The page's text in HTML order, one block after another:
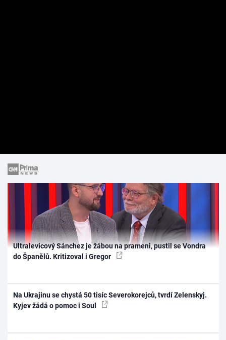
Ultralevicový Sánchez je žábou na prameni, pustil se Vondra
do Španělů. Kritizoval i Gregor
Na Ukrajinu se chystá 50 tisíc Severokorejců, tvrdí Zelenskyj.
Kyjev žádá o pomoc i Soul